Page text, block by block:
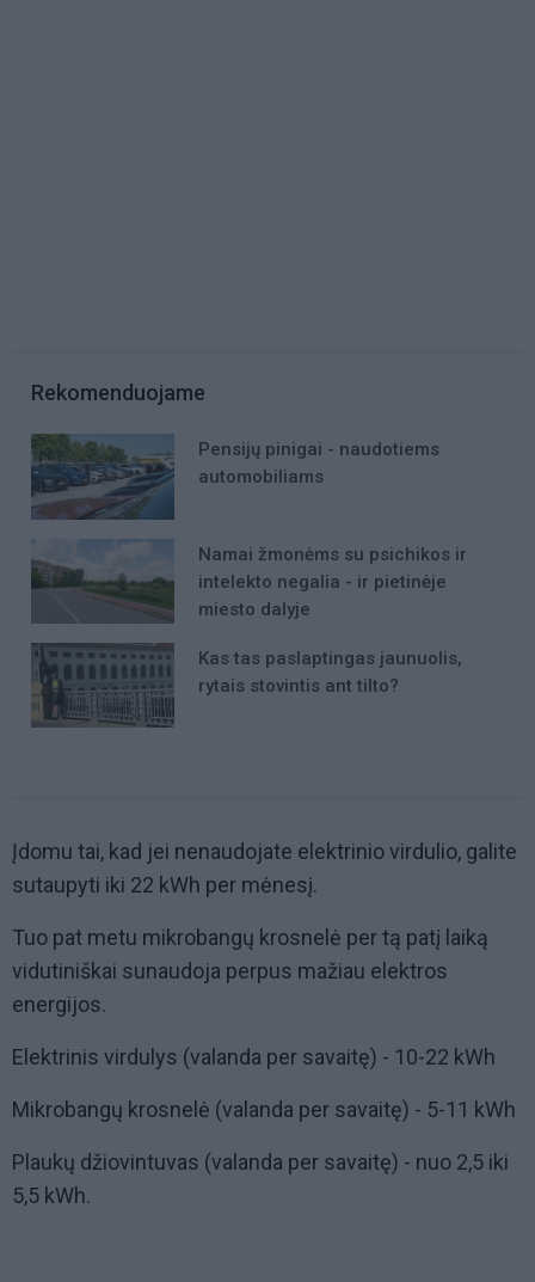
Rekomenduojame
Pensijų pinigai - naudotiems
automobiliams
Namai žmonėms su psichikos ir
intelekto negalia - ir pietinėje
miesto dalyje
Kas tas paslaptingas jaunuolis,
rytais stovintis ant tilto?
Įdomu tai, kad jei nenaudojate elektrinio virdulio, galite
sutaupyti iki 22 kWh per mėnesį.
Tuo pat metu mikrobangų krosnelė per tą patį laiką
vidutiniškai sunaudoja perpus mažiau elektros
energijos.
Elektrinis virdulys (valanda per savaitę) - 10-22 kWh
Mikrobangų krosnelė (valanda per savaitę) - 5-11 kWh
Plaukų džiovintuvas (valanda per savaitę) - nuo 2,5 iki
5,5 kWh.